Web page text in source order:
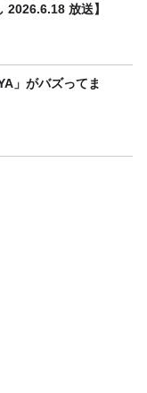
2026.6.18 放送】
」がバズってま